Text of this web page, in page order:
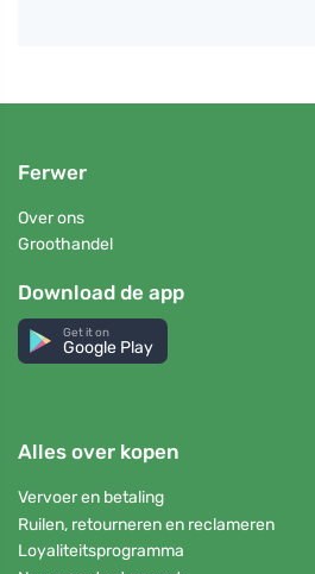
Ferwer
Over ons
Groothandel
Download de app
Get it on
Google Play
Alles over kopen
Vervoer en betaling
Ruilen, retourneren en reclameren
Loyaliteitsprogramma